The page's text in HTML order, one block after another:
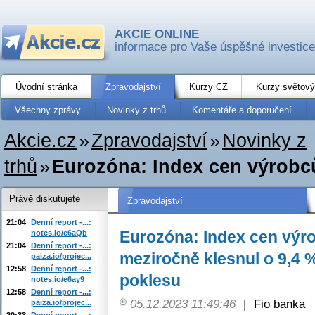
AKCIE ONLINE
informace pro Vaše úspěšné investice
Úvodní stránka Zpravodajství Kurzy CZ Kurzy
Všechny zprávy Novinky z trhů Komentáře a doporučení
Akcie.cz»Zpravodajství» Novinky z
trhů»Eurozóna: Index cen
Zpravodajství
Eurozóna: Index cen
meziročně klesnul o 9,4
poklesu
05.12.2023 11:49:46 | Fio banka
Právě diskutujete
21:04 Denní report -...:
notes.io/e6aQb
21:04 Denní report -...:
paiza.io/projec...
12:58 Denní report -...:
notes.io/e6ay9
12:58 Denní report -...:
paiza.io/projec...